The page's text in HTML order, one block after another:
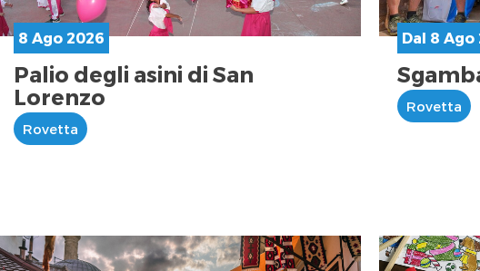
8 Ago 2026
Palio degli asini di San
Lorenzo
Rovetta
Dal 8 Ago
Rovetta